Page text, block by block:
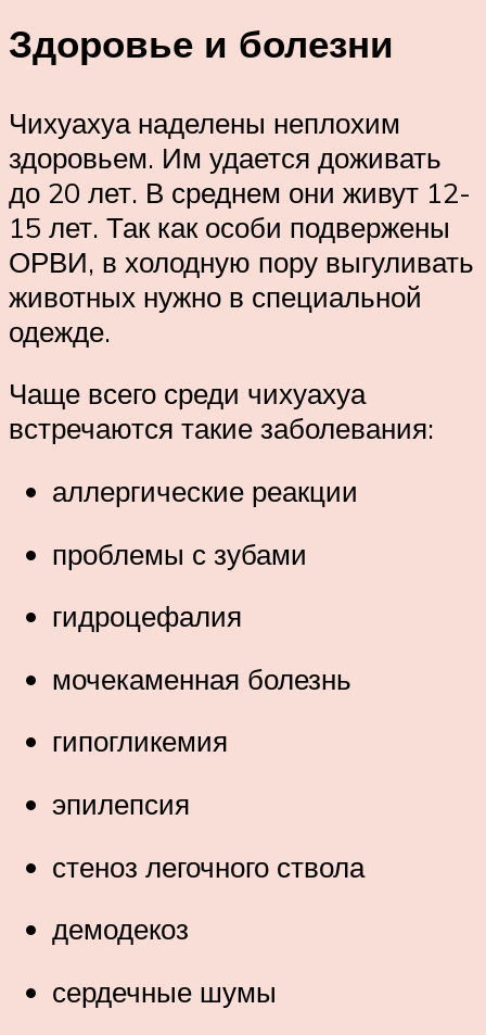
Здоровье и болезни
Чихуахуа наделены неплохим
здоровьем. Им удается доживать
до 20 лет. В среднем они живут 12-
15 лет. Так как особи подвержены
ОРВИ, в холодную пору выгуливать
животных нужно в специальной
одежде.
Чаще всего среди чихуахуа
встречаются такие заболевания:
аллергические реакции
проблемы с зубами
гидроцефалия
мочекаменная болезнь
гипогликемия
эпилепсия
стеноз легочного ствола
демодекоз
сердечные шумы